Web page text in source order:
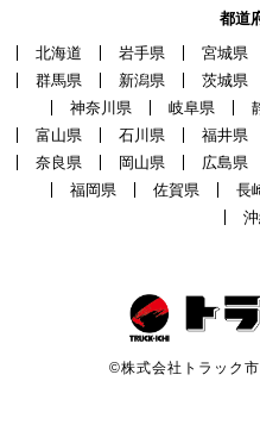
都道
北海道
岩手県 宮城県
群馬県
新潟県 茨城県
神奈川県
岐阜県
富山県
石川県 福井県
奈良県
岡山県 広島県
福岡県
佐賀県 長
©株式会社トラッ